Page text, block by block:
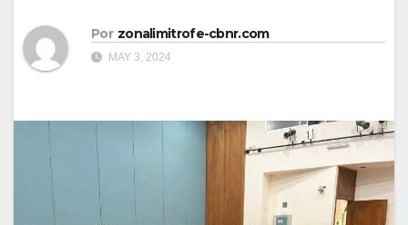
Por zonalimitrofe-cbnr.com
MAY 3, 2024